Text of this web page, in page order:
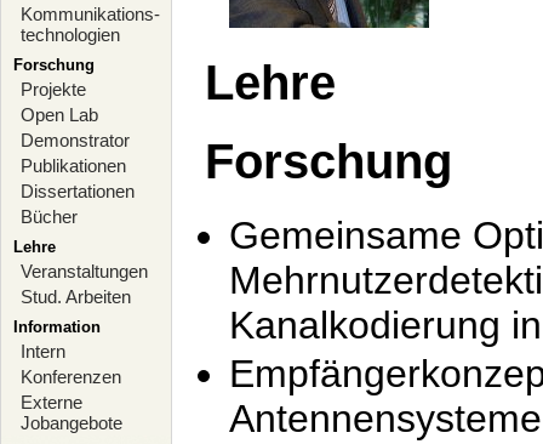
Kommunikations-
technologien
Forschung
Projekte
Open Lab
Demonstrator
Publikationen
Dissertationen
Bücher
Lehre
Veranstaltungen
Stud. Arbeiten
Information
Intern
Konferenzen
Externe
Jobangebote
Lehre
Forschung
Gemeinsame
Kanalkodierung
Antennensysteme